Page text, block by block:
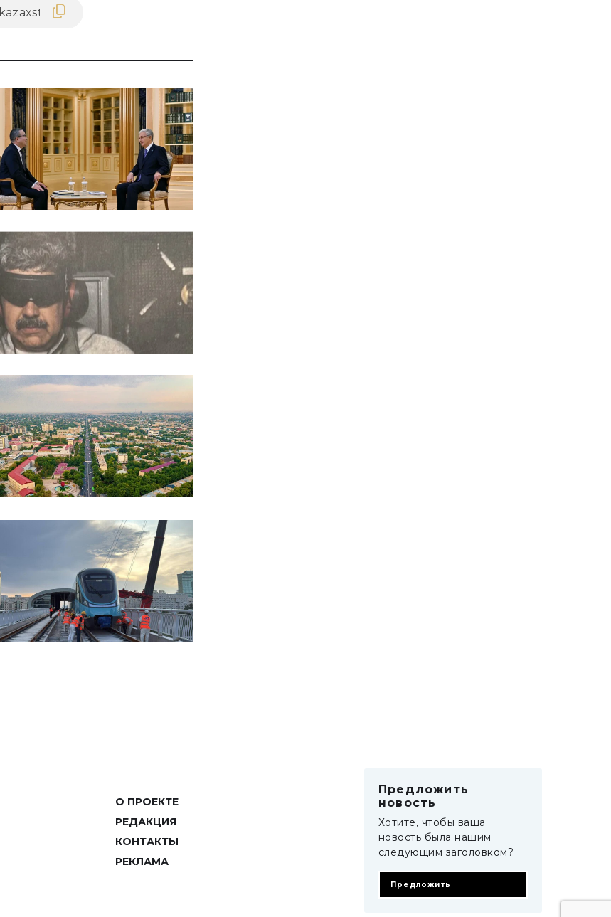
О ПРОЕКТЕ
РЕДАКЦИЯ
КОНТАКТЫ
РЕКЛАМА
Предложить
новость
Хотите, чтобы ваша
новость была нашим
следующим заголовком?
Предложить